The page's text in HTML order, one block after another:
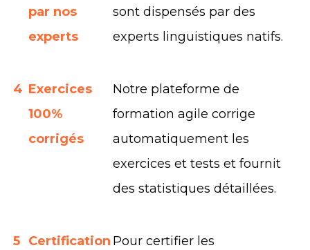
par nos
experts
sont dispensés par des
experts linguistiques natifs.
4 Exercices
100%
corrigés
Notre plateforme de
formation agile corrige
automatiquement les
exercices et tests et fournit
des statistiques détaillées.
5 Certification Pour certifier les